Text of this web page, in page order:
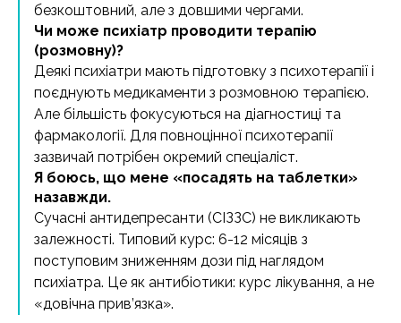
безкоштовний, але з довшими чергами.
Чи може психіатр проводити терапію
(розмовну)?
Деякі психіатри мають підготовку з психотерапії і
поєднують медикаменти з розмовною терапією.
Але більшість фокусуються на діагностиці та
фармакології. Для повноцінної психотерапії
зазвичай потрібен окремий спеціаліст.
Я боюсь, що мене «посадять на таблетки»
назавжди.
Сучасні антидепресанти (СІЗЗС) не викликають
залежності. Типовий курс: 6-12 місяців з
поступовим зниженням дози під наглядом
психіатра. Це як антибіотики: курс лікування, а не
«довічна прив’язка».